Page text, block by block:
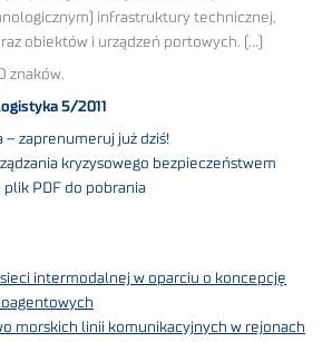
infrastruktury technicznej,
obiektów i urządzeń portowych. (…)
znaków.
5/2011
– zaprenumeruj już dziś!
kryzysowego bezpieczeństwem
PDF do pobrania
sieci intermodalnej w oparciu o koncepcję
morskich linii komunikacyjnych w rejonach